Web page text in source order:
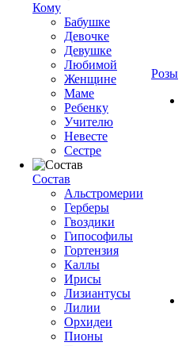
Кому
Бабушке
Девочке
Девушке
Любимой
Женщине
Маме
Ребенку
Учителю
Невесте
Сестре
Состав
Альстромерии
Герберы
Гвоздики
Гипософилы
Гортензия
Каллы
Ирисы
Лизиантусы
Лилии
Орхидеи
Пионы
Розы